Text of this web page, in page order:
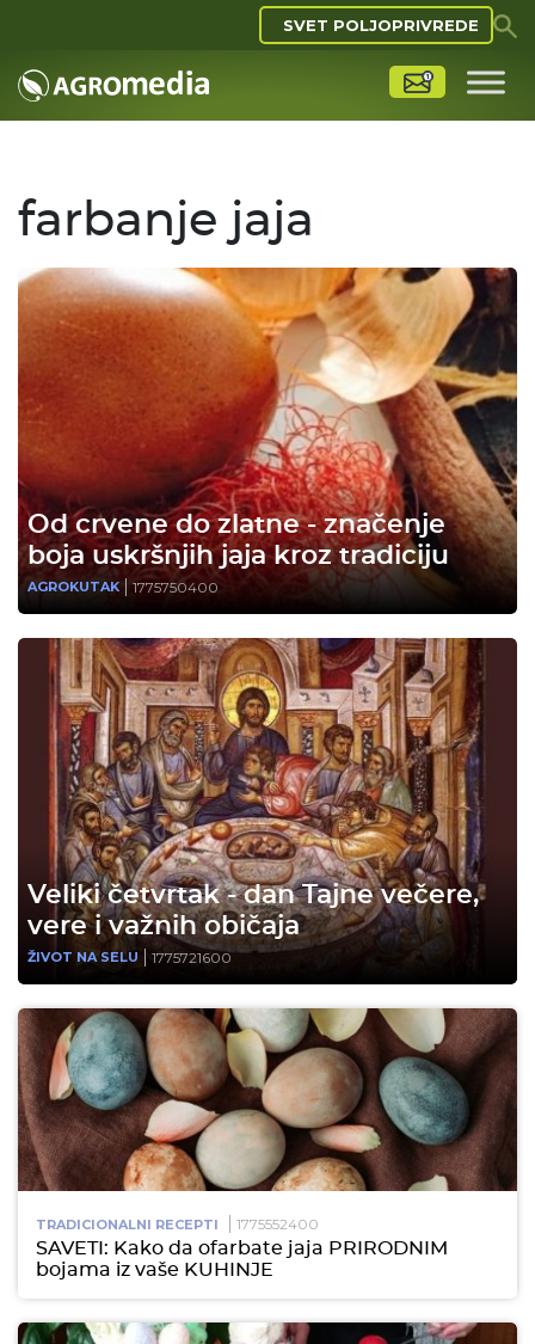
SVET POLJOPRIVREDE
farbanje jaja
Od crvene do zlatne - značenje
boja uskršnjih jaja kroz tradiciju
AGROKUTAK 1775750400
Veliki četvrtak - dan Tajne večere,
vere i važnih običaja
ŽIVOT NA SELU 1775721600
TRADICIONALNI RECEPTI 1775552400
SAVETI: Kako da ofarbate jaja PRIRODNIM
bojama iz vaše KUHINJE